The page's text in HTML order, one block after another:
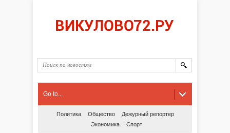
Go to...
Политика Общество
Дежурный репортер
Экономика
Спорт